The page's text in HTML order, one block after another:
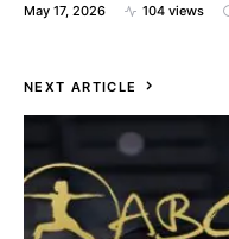
May 17, 2026 104 views
NEXT ARTICLE